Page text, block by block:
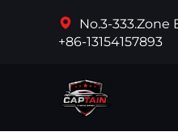
No.3-
+86-13154157893